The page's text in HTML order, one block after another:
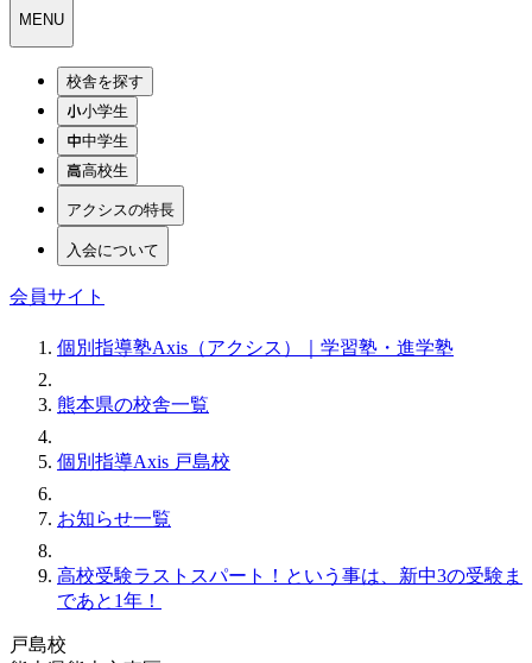
MENU
校舎を探す
小学生
中学生
高校生
アクシスの特長
入会について
会員サイト
個別指導塾Axis（アクシス）｜学習塾・進学塾
熊本県の校舎一覧
個別指導Axis 戸島校
お知らせ一覧
高校受験ラストスパート！という事は、新中3の受験ま
であと1年！
戸島校